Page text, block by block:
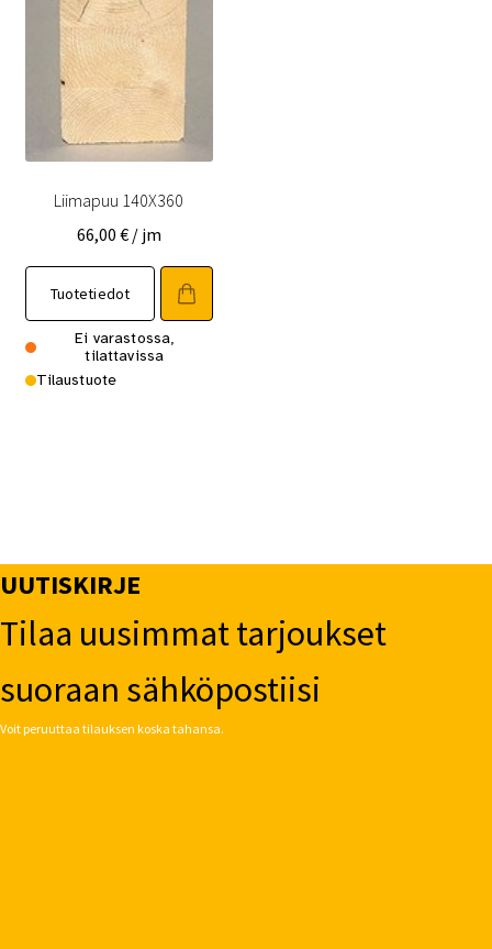
Liimapuu 140X360
66,00 € / jm
Tuotetiedot
Ei varastossa,
tilattavissa
Tilaustuote
UUTISKIRJE
Tilaa uusimmat tarjoukset
suoraan sähköpostiisi
Voit peruuttaa tilauksen koska tahansa.